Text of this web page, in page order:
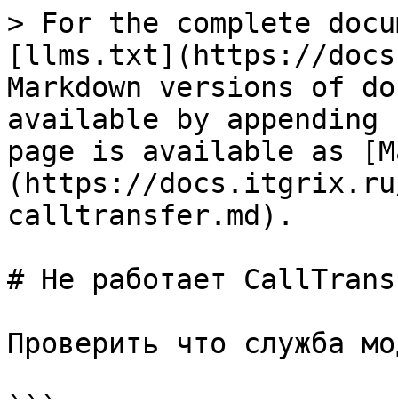
> For the complete
[llms.txt](https://
Markdown versions of
available by
page is available as
(https://
calltransfer.md).
# Не работает
Проверить что служба